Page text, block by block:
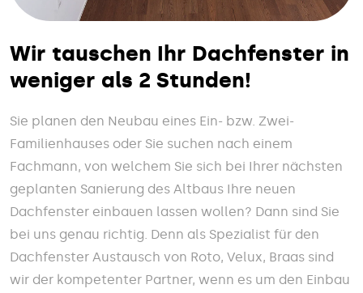
Wir tauschen Ihr Dachfenster in
weniger als 2 Stunden!
Sie planen den Neubau eines Ein- bzw. Zwei-
Familienhauses oder Sie suchen nach einem
Fachmann, von welchem Sie sich bei Ihrer nächsten
geplanten Sanierung des Altbaus Ihre neuen
Dachfenster einbauen lassen wollen? Dann sind Sie
bei uns genau richtig. Denn als Spezialist für den
Dachfenster Austausch von Roto, Velux, Braas sind
wir der kompetenter Partner, wenn es um den Einbau